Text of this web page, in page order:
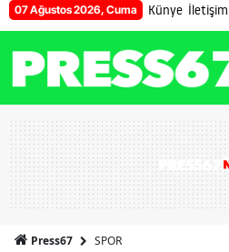
07 Ağustos 2026, Cuma Künye İletişim
Press67 SPOR